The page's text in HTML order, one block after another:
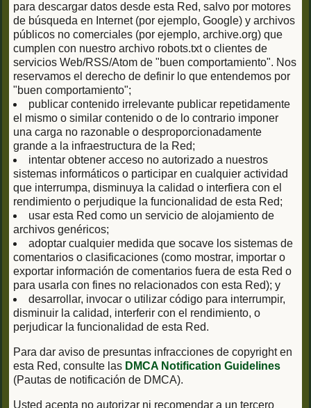
para descargar datos desde esta Red, salvo por motores
de búsqueda en Internet (por ejemplo, Google) y archivos
públicos no comerciales (por ejemplo, archive.org) que
cumplen con nuestro archivo robots.txt o clientes de
servicios Web/RSS/Atom de "buen comportamiento". Nos
reservamos el derecho de definir lo que entendemos por
"buen comportamiento";
publicar contenido irrelevante publicar repetidamente
el mismo o similar contenido o de lo contrario imponer
una carga no razonable o desproporcionadamente
grande a la infraestructura de la Red;
intentar obtener acceso no autorizado a nuestros
sistemas informáticos o participar en cualquier actividad
que interrumpa, disminuya la calidad o interfiera con el
rendimiento o perjudique la funcionalidad de esta Red;
usar esta Red como un servicio de alojamiento de
archivos genéricos;
adoptar cualquier medida que socave los sistemas de
comentarios o clasificaciones (como mostrar, importar o
exportar información de comentarios fuera de esta Red o
para usarla con fines no relacionados con esta Red); y
desarrollar, invocar o utilizar código para interrumpir,
disminuir la calidad, interferir con el rendimiento, o
perjudicar la funcionalidad de esta Red.
Para dar aviso de presuntas infracciones de copyright en
esta Red, consulte las DMCA Notification Guidelines
(Pautas de notificación de DMCA).
Usted acepta no autorizar ni recomendar a un tercero